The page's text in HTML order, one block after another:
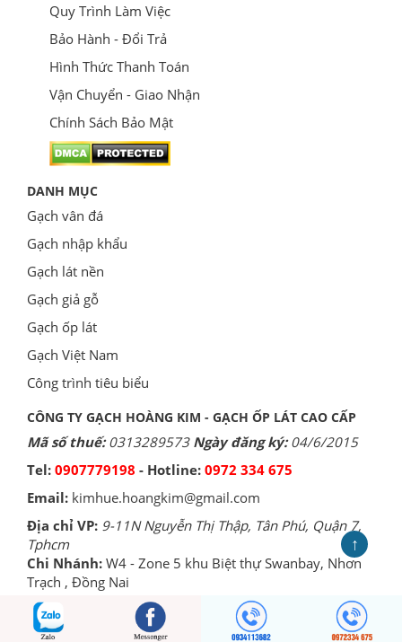
Quy Trình Làm Việc
Bảo Hành - Đổi Trả
Hình Thức Thanh Toán
Vận Chuyển - Giao Nhận
Chính Sách Bảo Mật
DANH MỤC
Gạch vân đá
Gạch nhập khẩu
Gạch lát nền
Gạch giả gỗ
Gạch ốp lát
Gạch Việt Nam
Công trình tiêu biểu
CÔNG TY GẠCH HOÀNG KIM - GẠCH ỐP LÁT CAO CẤP
Mã số thuế:0313289573Ngày đăng ký:04/6/2015
Tel: 0907779198 - Hotline: 0972 334 675
Email: kimhue.hoangkim@gmail.com
Địa chỉ VP: 9-11N Nguyễn Thị Thập, Tân Phú, Quận 7,
Tphcm
Chi Nhánh: W4 - Zone 5 khu Biệt thự Swanbay, Nhơn
Trạch , Đồng Nai
↑